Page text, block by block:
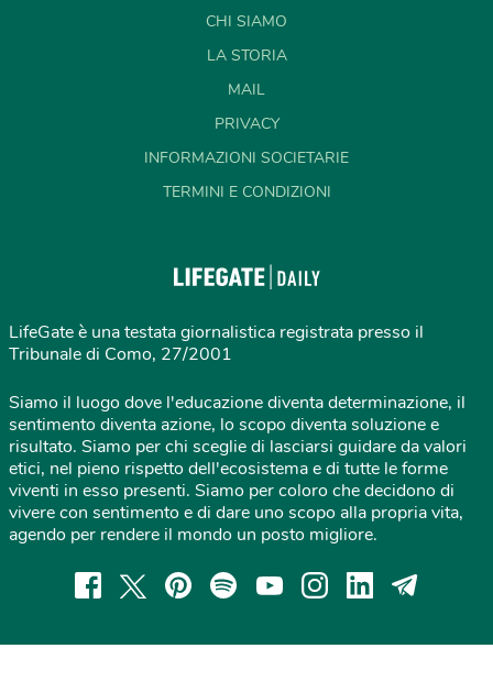
CHI SIAMO
LA STORIA
MAIL
PRIVACY
INFORMAZIONI SOCIETARIE
TERMINI E CONDIZIONI
LifeGate è una testata giornalistica registrata presso il
Tribunale di Como, 27/2001
Siamo il luogo dove l'educazione diventa determinazione, il
sentimento diventa azione, lo scopo diventa soluzione e
risultato. Siamo per chi sceglie di lasciarsi guidare da valori
etici, nel pieno rispetto dell'ecosistema e di tutte le forme
viventi in esso presenti. Siamo per coloro che decidono di
vivere con sentimento e di dare uno scopo alla propria vita,
agendo per rendere il mondo un posto migliore.